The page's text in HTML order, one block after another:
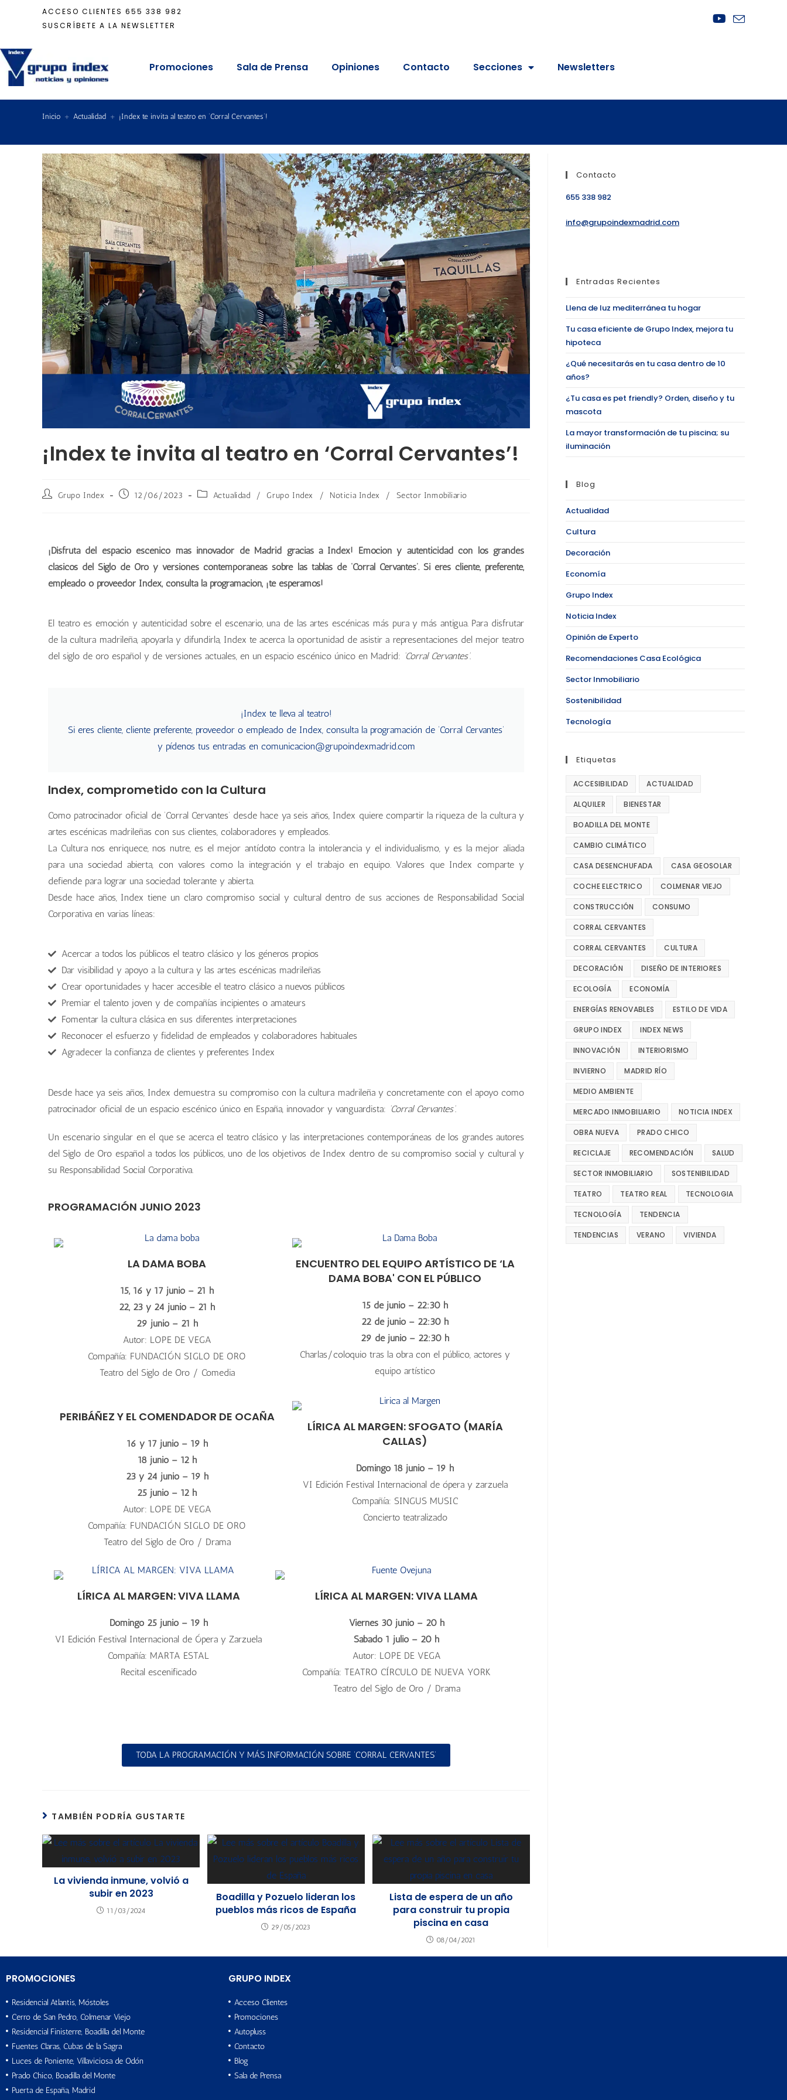
ACCESO CLIENTES 655 338 982
SUSCRÍBETE A LA NEWSLETTER
Promociones Sala de Prensa Opiniones Contacto Secciones Newsletters
Inicio + Actualidad + ¡Index te invita al teatro en ‘Corral Cervantes’!
¡Index te invita al teatro en ‘Corral Cervantes’!
Grupo Index 12/06/2023 Actualidad / Grupo Index / Noticia Index / Sector Inmobiliario
¡Disfruta del espacio escénico más innovador de Madrid gracias a Index! Emoción y autenticidad con los grandes
clásicos del Siglo de Oro y versiones contemporáneas sobre las tablas de ‘Corral Cervantes’. Si eres cliente, preferente,
empleado o proveedor Index, consulta la programación, ¡te esperamos!
El teatro es emoción y autenticidad sobre el escenario, una de las artes escénicas más pura y más antigua. Para disfrutar
de la cultura madrileña, apoyarla y difundirla, Index te acerca la oportunidad de asistir a representaciones del mejor teatro
del siglo de oro español y de versiones actuales, en un espacio escénico único en Madrid: ‘Corral Cervantes’.
¡Index te lleva al teatro!
Si eres cliente, cliente preferente, proveedor o empleado de Index, consulta la programación de ‘Corral Cervantes’
y pídenos tus entradas en comunicacion@grupoindexmadrid.com
Index, comprometido con la Cultura
Como patrocinador oficial de ‘Corral Cervantes’ desde hace ya seis años, Index quiere compartir la riqueza de la cultura y
artes escénicas madrileñas con sus clientes, colaboradores y empleados.
La Cultura nos enriquece, nos nutre, es el mejor antídoto contra la intolerancia y el individualismo, y es la mejor aliada
para una sociedad abierta, con valores como la integración y el trabajo en equipo. Valores que Index comparte y
defiende para lograr una sociedad tolerante y abierta.
Desde hace años, Index tiene un claro compromiso social y cultural dentro de sus acciones de Responsabilidad Social
Corporativa en varias líneas:
Acercar a todos los públicos el teatro clásico y los géneros propios
Dar visibilidad y apoyo a la cultura y las artes escénicas madrileñas
Crear oportunidades y hacer accesible el teatro clásico a nuevos públicos
Premiar el talento joven y de compañías incipientes o amateurs
Fomentar la cultura clásica en sus diferentes interpretaciones
Reconocer el esfuerzo y fidelidad de empleados y colaboradores habituales
Agradecer la confianza de clientes y preferentes Index
Desde hace ya seis años, Index demuestra su compromiso con la cultura madrileña y concretamente con el apoyo como
patrocinador oficial de un espacio escénico único en España, innovador y vanguardista: ‘Corral Cervantes’.
Un escenario singular en el que se acerca el teatro clásico y las interpretaciones contemporáneas de los grandes autores
del Siglo de Oro español a todos los públicos, uno de los objetivos de Index dentro de su compromiso social y cultural y
su Responsabilidad Social Corporativa.
PROGRAMACIÓN JUNIO 2023
LA DAMA BOBA
15, 16 y 17 junio – 21 h
22, 23 y 24 junio – 21 h
29 junio – 21 h
Autor: LOPE DE VEGA
Compañía: FUNDACIÓN SIGLO DE ORO
Teatro del Siglo de Oro / Comedia
ENCUENTRO DEL EQUIPO ARTÍSTICO DE ‘LA
DAMA BOBA' CON EL PÚBLICO
15 de junio – 22:30 h
22 de junio – 22:30 h
29 de junio – 22:30 h
Charlas/coloquio tras la obra con el público, actores y
equipo artístico
PERIBÁÑEZ Y EL COMENDADOR DE OCAÑA
16 y 17 junio – 19 h
18 junio – 12 h
23 y 24 junio – 19 h
25 junio – 12 h
Autor: LOPE DE VEGA
Compañía: FUNDACIÓN SIGLO DE ORO
Teatro del Siglo de Oro / Drama
LÍRICA AL MARGEN: SFOGATO (MARÍA
CALLAS)
Domingo 18 junio – 19 h
VI Edición Festival Internacional de ópera y zarzuela
Compañía: SINGUS MUSIC
Concierto teatralizado
LÍRICA AL MARGEN: VIVA LLAMA
Domingo 25 junio – 19 h
VI Edición Festival Internacional de Ópera y Zarzuela
Compañía: MARTA ESTAL
Recital escenificado
LÍRICA AL MARGEN: VIVA LLAMA
Viernes 30 junio – 20 h
Sábado 1 julio – 20 h
Autor: LOPE DE VEGA
Compañía: TEATRO CÍRCULO DE NUEVA YORK
Teatro del Siglo de Oro / Drama
TODA LA PROGRAMACIÓN Y MÁS INFORMACIÓN SOBRE ‘CORRAL CERVANTES’
TAMBIÉN PODRÍA GUSTARTE
La vivienda inmune, volvió a
subir en 2023
11/03/2024
Boadilla y Pozuelo lideran los
pueblos más ricos de España
29/05/2023
Lista de espera de un año
para construir tu propia
piscina en casa
08/04/2021
Contacto
655 338 982
info@grupoindexmadrid.com
Entradas Recientes
Llena de luz mediterránea tu hogar
Tu casa eficiente de Grupo Index, mejora tu
hipoteca
¿Qué necesitarás en tu casa dentro de 10
años?
¿Tu casa es pet friendly? Orden, diseño y tu
mascota
La mayor transformación de tu piscina; su
iluminación
Blog
Actualidad
Cultura
Decoración
Economía
Grupo Index
Noticia Index
Opinión de Experto
Recomendaciones Casa Ecológica
Sector Inmobiliario
Sostenibilidad
Tecnología
Etiquetas
ACCESIBILIDAD ACTUALIDAD
ALQUILER BIENESTAR
BOADILLA DEL MONTE
CAMBIO CLIMÁTICO
CASA DESENCHUFADA CASA GEOSOLAR
COCHE ELECTRICO COLMENAR VIEJO
CONSTRUCCIÓN CONSUMO
CORRAL CERVANTES
CORRAL CERVANTES CULTURA
DECORACIÓN DISEÑO DE INTERIORES
ECOLOGÍA ECONOMÍA
ENERGÍAS RENOVABLES ESTILO DE VIDA
GRUPO INDEX INDEX NEWS
INNOVACIÓN INTERIORISMO
INVIERNO MADRID RÍO
MEDIO AMBIENTE
MERCADO INMOBILIARIO NOTICIA INDEX
OBRA NUEVA PRADO CHICO
RECICLAJE RECOMENDACIÓN SALUD
SECTOR INMOBILIARIO SOSTENIBILIDAD
TEATRO TEATRO REAL TECNOLOGIA
TECNOLOGÍA TENDENCIA
TENDENCIAS VERANO VIVIENDA
PROMOCIONES
Residencial Atlantis, Móstoles
Cerro de San Pedro, Colmenar Viejo
Residencial Finisterre, Boadilla del Monte
Fuentes Claras, Cubas de la Sagra
Luces de Poniente, Villaviciosa de Odón
Prado Chico, Boadilla del Monte
Puerta de España, Madrid
GRUPO INDEX
Acceso Clientes
Promociones
Autopluss
Contacto
Blog
Sala de Prensa